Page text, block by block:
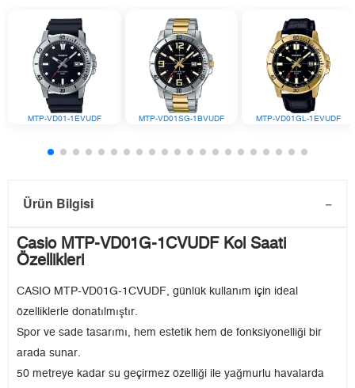
MTP-VD01-1EVUDF MTP-VD01SG-1BVUDF MTP-VD01GL-1EVUDF
Ürün Bilgisi
Casio MTP-VD01G-1CVUDF Kol Saati
Özellikleri
CASIO MTP-VD01G-1CVUDF, günlük kullanım için ideal
özelliklerle donatılmıştır.
Spor ve sade tasarımı, hem estetik hem de fonksiyonelliği bir
arada sunar.
50 metreye kadar su geçirmez özelliği ile yağmurlu havalarda